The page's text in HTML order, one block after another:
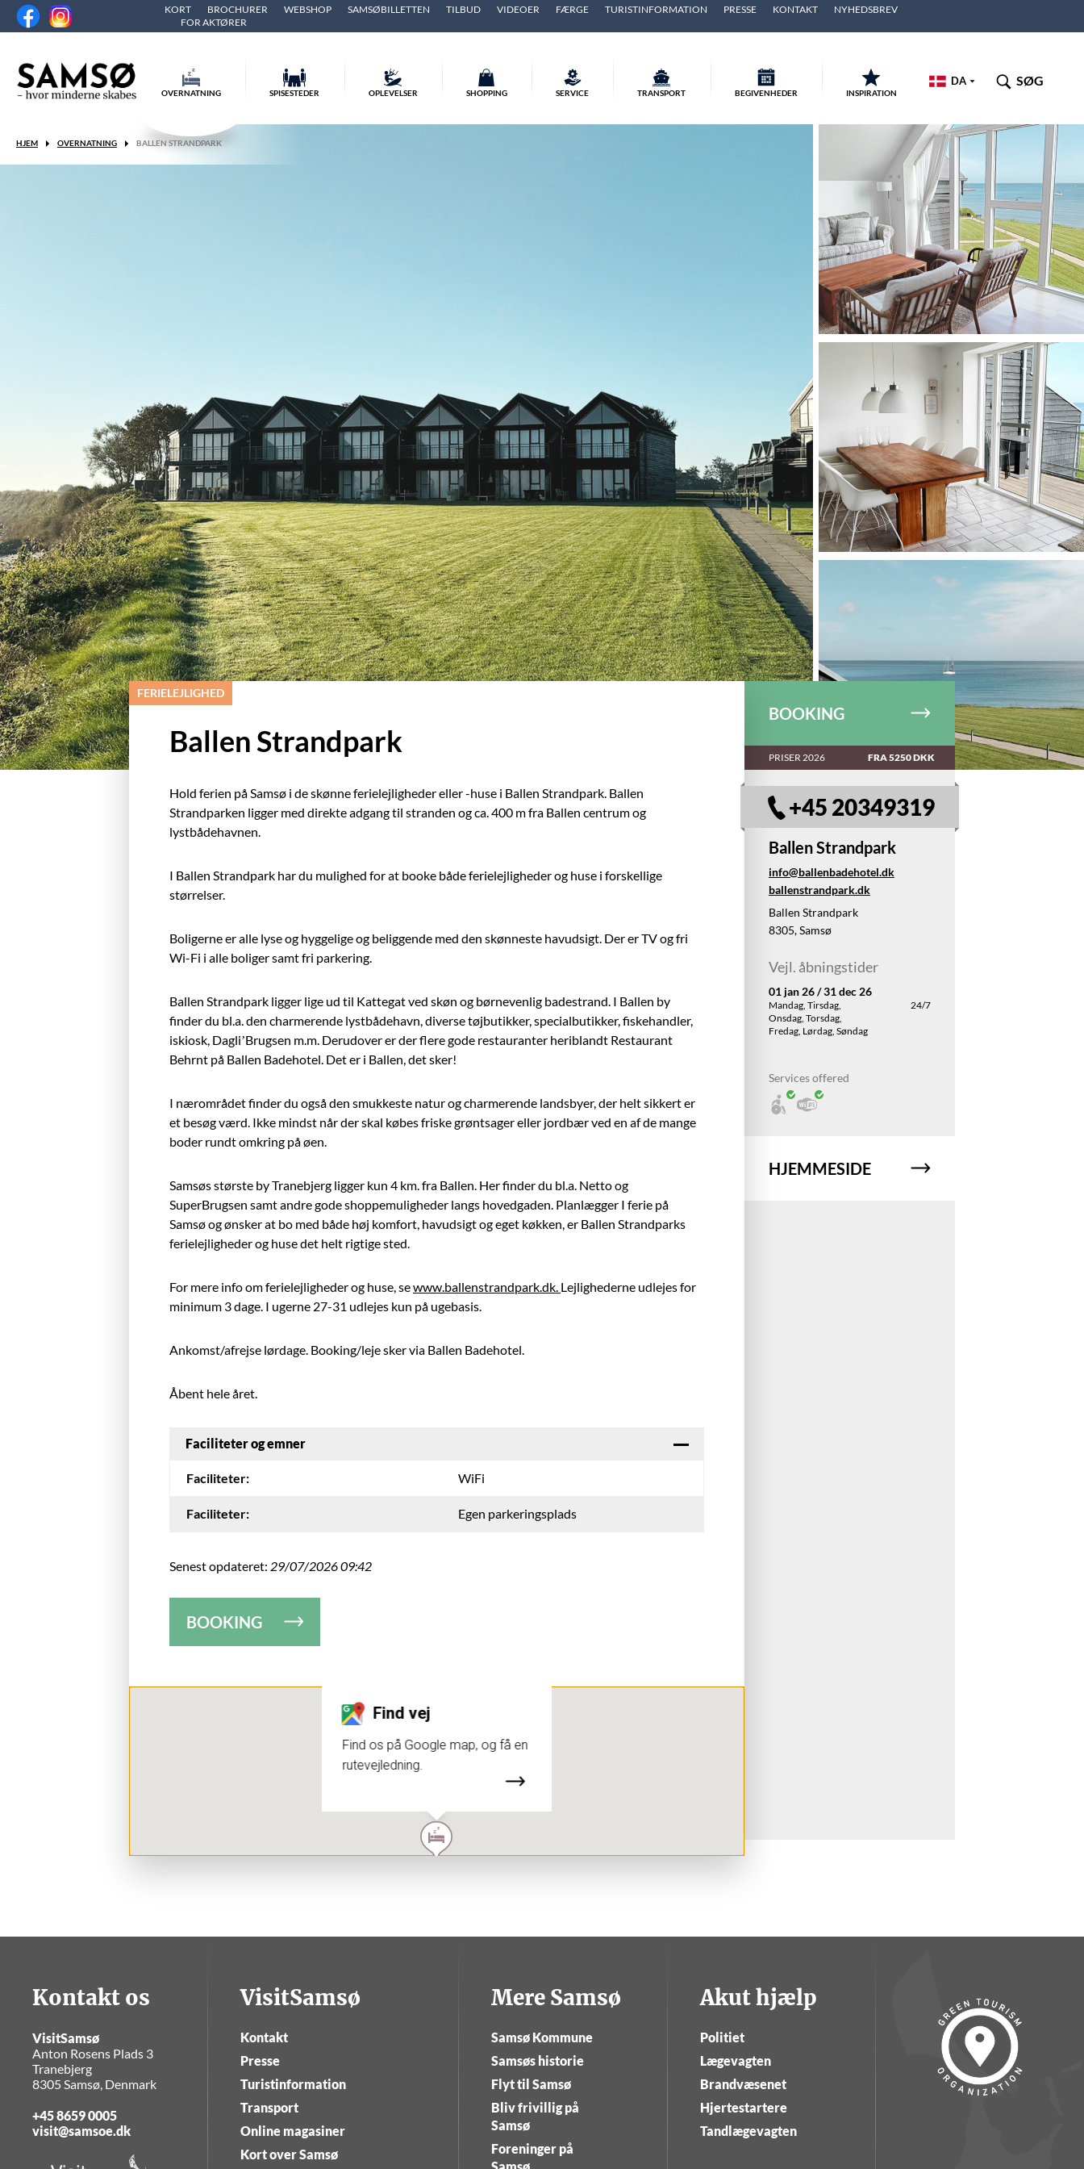
KORT BROCHURER WEBSHOP SAMSØBILLETTEN TILBUD VIDEOER FÆRGE TURISTINFORMATION PRESSE KONTAKT
NYHEDSBREV
FOR AKTØRER
DA SØG
OVERNATNING SPISESTEDER OPLEVELSER SHOPPING SERVICE TRANSPORT BEGIVENHEDER INSPIRATION
HJEM OVERNATNING BALLEN STRANDPARK
© Ballen Strandpark © Ballen Strandpark
BOOKING
PRISER 2026 FRA 5250 DKK
+45 20349319
FERIELEJLIGHED
Ballen Strandpark
Hold ferien på Samsø i de skønne ferielejligheder eller -huse i Ballen Strandpark. Ballen
Strandparken ligger med direkte adgang til stranden og ca. 400 m fra Ballen centrum og
lystbådehavnen.
I Ballen Strandpark har du mulighed for at booke både ferielejligheder og huse i forskellige
størrelser.
Boligerne er alle lyse og hyggelige og beliggende med den skønneste havudsigt. Der er TV og fri
Wi-Fi i alle boliger samt fri parkering.
Ballen Strandpark ligger lige ud til Kattegat ved skøn og børnevenlig badestrand. I Ballen by
finder du bl.a. den charmerende lystbådehavn, diverse tøjbutikker, specialbutikker, fiskehandler,
iskiosk, Dagli’Brugsen m.m. Derudover er der flere gode restauranter heriblandt Restaurant
Behrnt på Ballen Badehotel. Det er i Ballen, det sker!
I nærområdet finder du også den smukkeste natur og charmerende landsbyer, der helt sikkert er
et besøg værd. Ikke mindst når der skal købes friske grøntsager eller jordbær ved en af de mange
boder rundt omkring på øen.
Samsøs største by Tranebjerg ligger kun 4 km. fra Ballen. Her finder du bl.a. Netto og
SuperBrugsen samt andre gode shoppemuligheder langs hovedgaden. Planlægger I ferie på
Samsø og ønsker at bo med både høj komfort, havudsigt og eget køkken, er Ballen Strandparks
ferielejligheder og huse det helt rigtige sted.
For mere info om ferielejligheder og huse, sewww.ballenstrandpark.dk. Lejlighederne udlejes for
minimum 3 dage. I ugerne 27-31 udlejes kun på ugebasis.
Ankomst/afrejse lørdage. Booking/leje sker via Ballen Badehotel.
Åbent hele året.
Faciliteter og emner
Faciliteter: WiFi
Faciliteter: Egen parkeringsplads
Senest opdateret: 29/07/2026 09:42
BOOKING
Find vej
Find os på Google map, og få en
rutevejledning.
Ballen Strandpark
info@ballenbadehotel.dk
ballenstrandpark.dk
Ballen Strandpark
8305, Samsø
Vejl. åbningstider
01 jan 26 / 31 dec 26
Mandag, Tirsdag,
Onsdag, Torsdag,
Fredag, Lørdag, Søndag
24/7
Services offered
HJEMMESIDE
Kontakt os
VisitSamsø
Anton Rosens Plads 3
Tranebjerg
8305 Samsø, Denmark
+45 8659 0005
visit@samsoe.dk
VisitSamsø
Kontakt
Presse
Turistinformation
Transport
Online magasiner
Kort over Samsø
Mere Samsø
Samsø Kommune
Samsøs historie
Flyt til Samsø
Bliv frivillig på
Samsø
Foreninger på
Akut hjælp
Politiet
Lægevagten
Brandvæsenet
Hjertestartere
Tandlægevagten